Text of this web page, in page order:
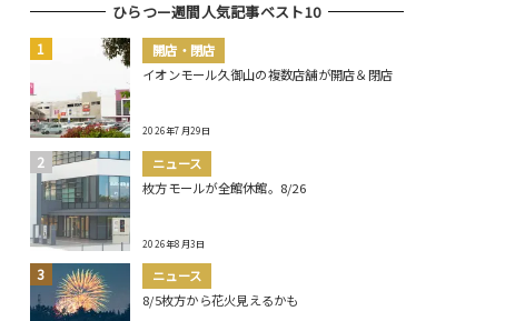
ひらつー週間人気記事ベスト10
開店・閉店
イオンモール久御山の複数店舗が開店＆閉店
2026年7月29日
ニュース
枚方モールが全館休館。8/26
2026年8月3日
ニュース
8/5枚方から花火見えるかも